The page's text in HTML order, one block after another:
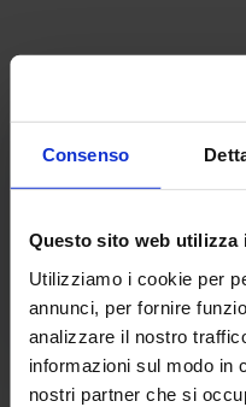
Consenso
Questo sito web utilizza
Utilizziamo i cookie per
annunci, per fornire
analizzare il nostro
informazioni sul modo in
nostri partner che si
Incrocio razze bovine -
Agronotizie.pdf